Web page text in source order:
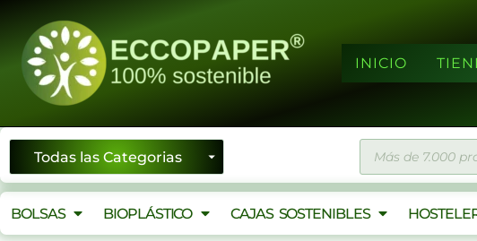
contenido
INICIO
de
productos
BOLSAS BIOPLÁSTICO CAJAS SOSTENIBLES